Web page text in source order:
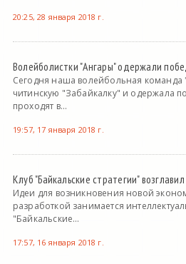
20:25, 28 января 2018 г.
Волейболистки "Ангары" одержали
Сегодня наша волейбольная
читинскую "Забайкалку" и одержала
проходят в...
19:57, 17 января 2018 г.
Клуб "Байкальские стратегии"
Идеи для возникновения новой
разработкой занимается
"Байкальские...
17:57, 16 января 2018 г.